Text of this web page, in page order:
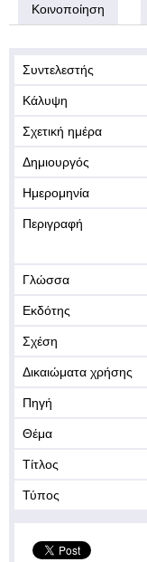
Κοινοποίηση
Συντελεστής
Κάλυψη
Σχετική ημέρα
Δημιουργός
Ημερομηνία
Περιγραφή
Γλώσσα
Εκδότης
Σχέση
Δικαιώματα χρήσης
Πηγή
Θέμα
Τίτλος
Τύπος